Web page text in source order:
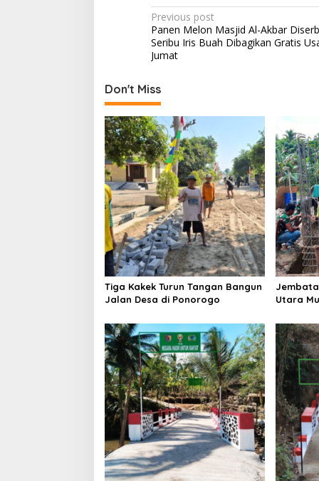
P
o
s
n
a
v
i
g
a
t
i
o
n
Previous post
Panen Melon Masjid Al-Akbar
Seribu Iris Buah Dibagikan Gratis
Jumat
Don't Miss
Tiga Kakek Turun Tangan Bangun
Jalan Desa di Ponorogo
Utara